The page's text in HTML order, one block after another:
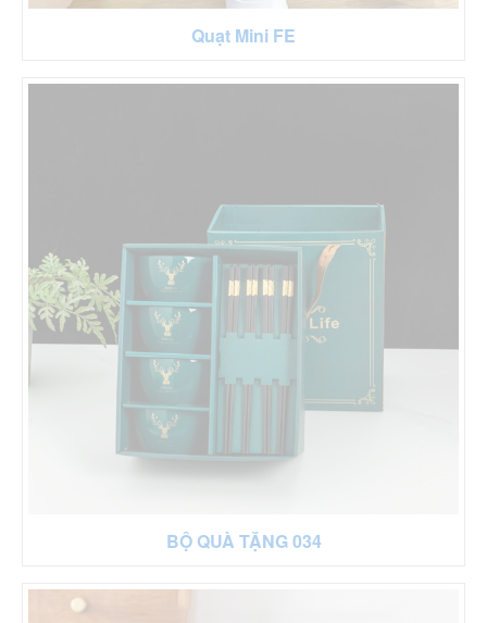
Quạt Mini FE
BỘ QUÀ TẶNG 034